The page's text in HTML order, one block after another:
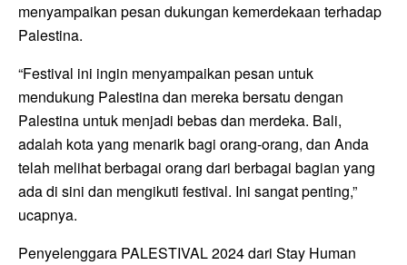
menyampaikan pesan dukungan kemerdekaan terhadap
Palestina.
“Festival ini ingin menyampaikan pesan untuk
mendukung Palestina dan mereka bersatu dengan
Palestina untuk menjadi bebas dan merdeka. Bali,
adalah kota yang menarik bagi orang-orang, dan Anda
telah melihat berbagai orang dari berbagai bagian yang
ada di sini dan mengikuti festival. Ini sangat penting,”
ucapnya.
Penyelenggara PALESTIVAL 2024 dari Stay Human